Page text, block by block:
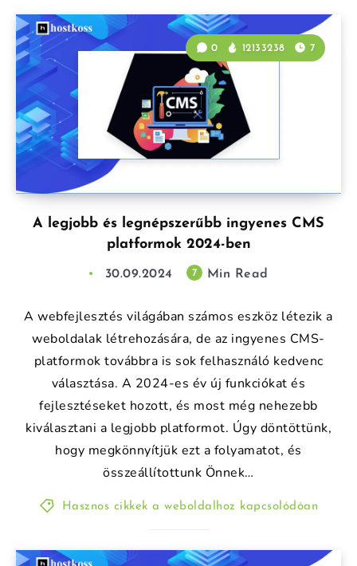
A legjobb és legnépszerűbb ingyenes CMS
platformok 2024-ben
0 12133238 7
30.09.2024 7 Min Read
A webfejlesztés világában számos eszköz létezik a
weboldalak létrehozására, de az ingyenes CMS-
platformok továbbra is sok felhasználó kedvenc
választása. A 2024-es év új funkciókat és
fejlesztéseket hozott, és most még nehezebb
kiválasztani a legjobb platformot. Úgy döntöttünk,
hogy megkönnyítjük ezt a folyamatot, és
összeállítottunk Önnek…
Hasznos cikkek a weboldalhoz kapcsolódóan